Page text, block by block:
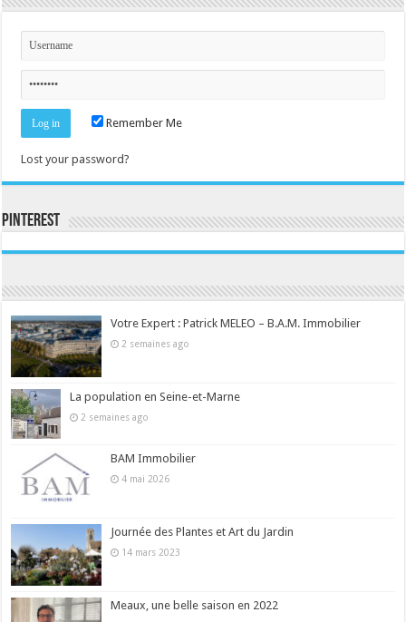
Remember Me
Lost your password?
Pinterest
Votre Expert : Patrick MELEO – B.A.M. Immobilier
2 semaines ago
La population en Seine-et-Marne
2 semaines ago
BAM Immobilier
4 mai 2026
Journée des Plantes et Art du Jardin
14 mars 2023
Meaux, une belle saison en 2022